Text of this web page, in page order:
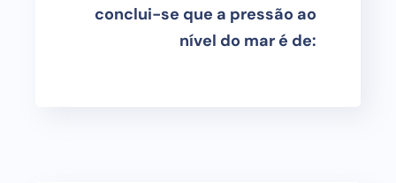
conclui-se que a pressão ao
nível do mar é de: